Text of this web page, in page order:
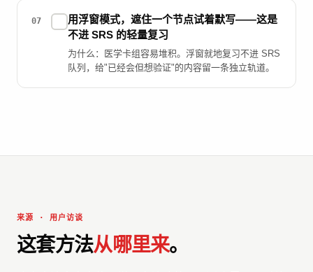
07
用浮窗模式，遮住一个节点试着默写——这是
不进 SRS 的轻量复习
为什么：医学卡组容易堆积。浮窗就地复习不进 SRS
队列，给"已经会但想验证"的内容留一条独立轨道。
来源 · 用户访谈
这套方法从哪里来。